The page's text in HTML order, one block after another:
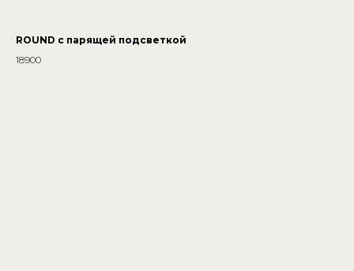
ROUND с парящей подсветкой
18900